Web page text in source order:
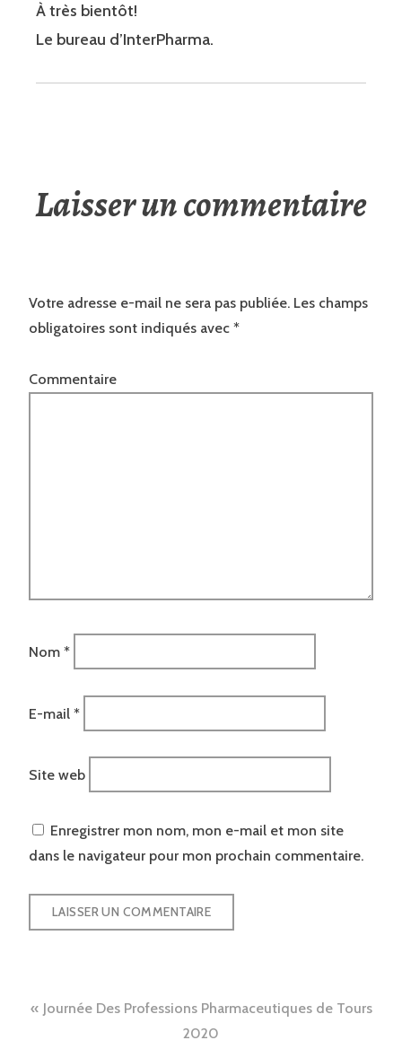
À très bientôt!
Le bureau d’InterPharma.
Laisser un commentaire
Votre adresse e-mail ne sera pas publiée. Les champs
obligatoires sont indiqués avec *
Commentaire
Nom *
E-mail *
Site web
Enregistrer mon nom, mon e-mail et mon site
dans le navigateur pour mon prochain commentaire.
Navigation
Journée Des Professions Pharmaceutiques de Tours
2020